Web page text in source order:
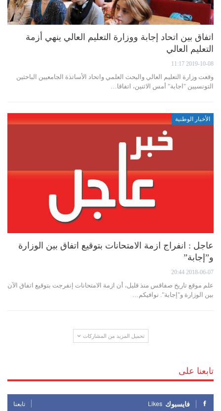
اتفاق بين اتحاد إجابة ووزارة التعليم العالي ينهي أزمة
التعليم العالي
2019-10-08 11:17
وقعت وزارة التعليم العالي والبحث العلمي واتحاد الأساتذة الجامعيين الباحثين
التونسيين "اجابة" أمس الاثنين، اتفاقا…
الأخبار الوطنية
عاجل : انفراج ازمة الامتحانات بتوقيع اتفاق بين الوزارة
و”إجابة”
2018-06-07 20:44
علم موقع تاريخ صفاقس منذ قليل، أن ازمة الامتحانات إنفرجت بتوقيع اتفاق الآن
بين الوزارة و"إجابة". نوافيكم…
تحميل المزيد من المشاركات
تابعنا على
فايسبوك Likes تابعنا